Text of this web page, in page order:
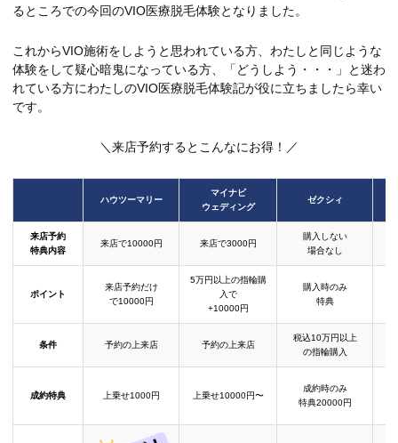
るところでの今回のVIO医療脱毛体験となりました。
これからVIO施術をしようと思われている方、わたしと同じような
体験をして疑心暗鬼になっている方、「どうしよう・・・」と迷わ
れている方にわたしのVIO医療脱毛体験記が役に立ちましたら幸い
です。
＼来店予約するとこんなにお得！／
ハウツーマリー
マイナビ
ウェディング
ゼクシィ
来店予約
特典内容
来店で10000円 来店で3000円
購入しない
場合なし
ポイント
来店予約だけ
で10000円
5万円以上の指輪購
入で
+10000円
購入時のみ
特典
条件 予約の上来店 予約の上来店
税込10万円以上
の指輪購入
成約特典 上乗せ1000円 上乗せ10000円〜
成約時のみ
特典20000円